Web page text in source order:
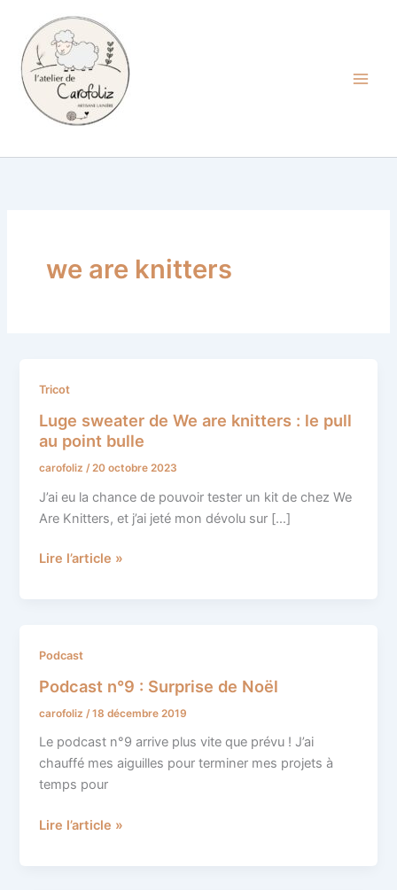
contenu
we are knitters
Tricot
Luge sweater de We are knitters : le pull
au point bulle
carofoliz /20 octobre 2023
J’ai eu la chance de pouvoir tester un kit de chez We
Are Knitters, et j’ai jeté mon dévolu sur […]
Luge
de
We
are
knitters
:
pull
Lire l’article »
Podcast
Podcast n°9 : Surprise de Noël
carofoliz /18 décembre 2019
Le podcast n°9 arrive plus vite que prévu ! J’ai
chauffé mes aiguilles pour terminer mes projets à
temps pour
Podcast
:
Surprise
de
Noël
Lire l’article »